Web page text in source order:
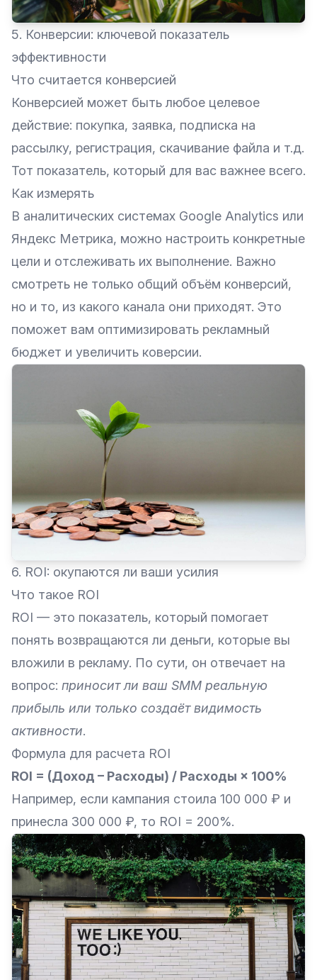
5. Конверсии: ключевой показатель
эффективности
Что считается конверсией
Конверсией может быть любое целевое
действие: покупка, заявка, подписка на
рассылку, регистрация, скачивание файла и т.д.
Тот показатель, который для вас важнее всего.
Как измерять
В аналитических системах Google Analytics или
Яндекс Метрика, можно настроить конкретные
цели и отслеживать их выполнение. Важно
смотреть не только общий объём конверсий,
но и то, из какого канала они приходят. Это
поможет вам оптимизировать рекламный
бюджет и увеличить коверсии.
6. ROI: окупаются ли ваши усилия
Что такое ROI
ROI — это показатель, который помогает
понять возвращаются ли деньги, которые вы
вложили в рекламу. По сути, он отвечает на
вопрос: приносит ли ваш SMM реальную
прибыль или только создаёт видимость
активности.
Формула для расчета ROI
ROI = (Доход – Расходы) / Расходы × 100%
Например, если кампания стоила 100 000 ₽ и
принесла 300 000 ₽, то ROI = 200%.